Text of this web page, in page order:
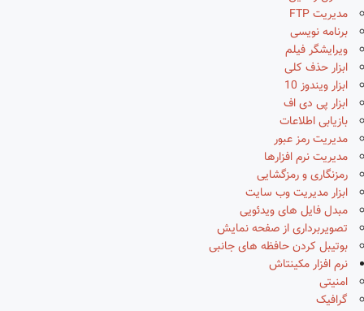
مدیریت FTP
برنامه نویسی
ویرایشگر فیلم
ابزار حذف کلی
ابزار ویندوز 10
ابزار پی دی اف
بازیابی اطلاعات
مدیریت رمز عبور
مدیریت نرم افزارها
رمزنگاری و رمزگشایی
ابزار مدیریت وب سایت
مبدل فایل های ویدئویی
تصویربرداری از صفحه نمایش
بوتیبل کردن حافظه های جانبی
نرم افزار مکینتاش
امنیتی
گرافیک